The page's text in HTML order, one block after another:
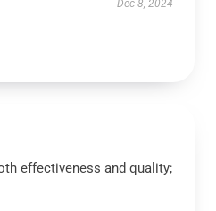
Dec 8, 2024
effectiveness and quality;